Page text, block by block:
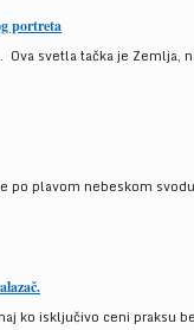
portreta
svetla tačka je Zemlja,
po plavom nebeskom
ko isključivo ceni